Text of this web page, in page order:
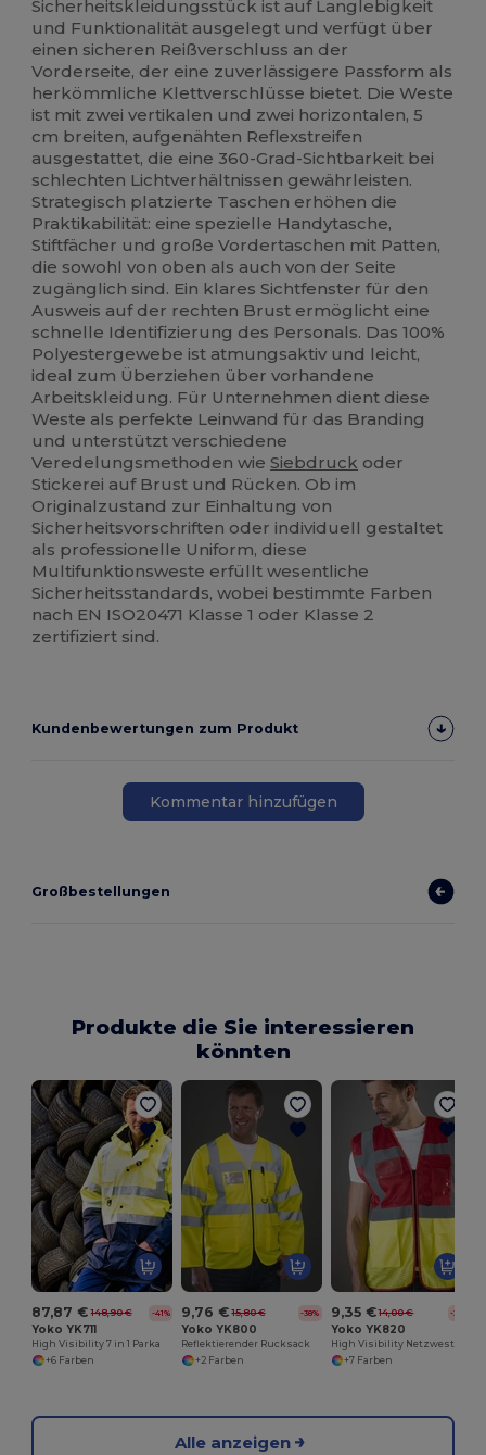
Sicherheitskleidungsstück ist auf Langlebigkeit
und Funktionalität ausgelegt und verfügt über
einen sicheren Reißverschluss an der
Vorderseite, der eine zuverlässigere Passform als
herkömmliche Klettverschlüsse bietet. Die Weste
ist mit zwei vertikalen und zwei horizontalen, 5
cm breiten, aufgenähten Reflexstreifen
ausgestattet, die eine 360-Grad-Sichtbarkeit bei
schlechten Lichtverhältnissen gewährleisten.
Strategisch platzierte Taschen erhöhen die
Praktikabilität: eine spezielle Handytasche,
Stiftfächer und große Vordertaschen mit Patten,
die sowohl von oben als auch von der Seite
zugänglich sind. Ein klares Sichtfenster für den
Ausweis auf der rechten Brust ermöglicht eine
schnelle Identifizierung des Personals. Das 100%
Polyestergewebe ist atmungsaktiv und leicht,
ideal zum Überziehen über vorhandene
Arbeitskleidung. Für Unternehmen dient diese
Weste als perfekte Leinwand für das Branding
und unterstützt verschiedene
Veredelungsmethoden wieSiebdruck oder
Stickerei auf Brust und Rücken. Ob im
Originalzustand zur Einhaltung von
Sicherheitsvorschriften oder individuell gestaltet
als professionelle Uniform, diese
Multifunktionsweste erfüllt wesentliche
Sicherheitsstandards, wobei bestimmte Farben
nach EN ISO20471 Klasse 1 oder Klasse 2
zertifiziert sind.
Kundenbewertungen zum Produkt
Kommentar hinzufügen
Großbestellungen
Produkte die Sie interessieren
könnten
87,87 € 148,90 € -41%
Yoko YK711
High Visibility 7 in 1 Parka
+6 Farben
9,76 € 15,80 € -38%
Yoko YK800
Reflektierender Rucksack
+2 Farben
9,35 € 14,00 € -33%
Yoko YK820
High Visibility Netzweste
+7 Farben
Alle anzeigen